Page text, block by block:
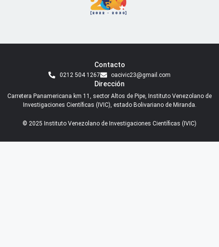
Contacto
0212 504 1267 oacivic23@gmail.com
Dirección
Carretera Panamericana km 11, sector Altos de Pipe, Instituto Venezolano de
Investigaciones Científicas (IVIC), estado Bolivariano de Miranda.
© 2025 Instituto Venezolano de Investigaciones Científicas (IVIC)